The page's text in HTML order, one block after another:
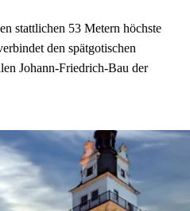
stattlichen 53 Metern höchste
den spätgotischen
Johann-Friedrich-Bau der